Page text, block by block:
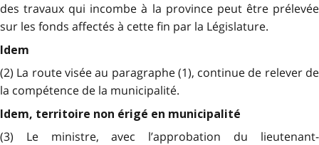
des travaux qui incombe à la province peut être prélevée
sur les fonds affectés à cette fin par la Législature.
Idem
(2) La route visée au paragraphe (1), continue de relever de
la compétence de la municipalité.
Idem, territoire non érigé en municipalité
(3) Le ministre, avec l’approbation du lieutenant-